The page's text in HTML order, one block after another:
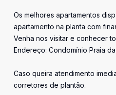
Os melhores apartamentos
apartamento na planta com
Venha nos visitar e conhecer
Endereço: Condomínio Praia
Caso queira atendimento
corretores de plantão.